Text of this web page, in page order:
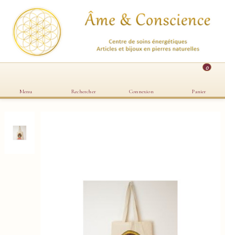
Menu Rechercher Connexion
0
Panier